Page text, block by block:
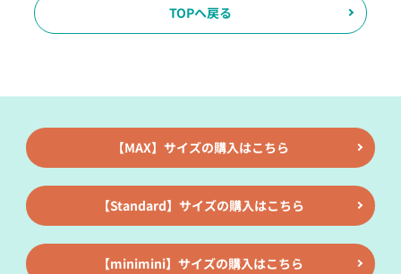
TOPへ戻る
【MAX】サイズの購入はこちら
【Standard】サイズの購入はこちら
【minimini】サイズの購入はこちら